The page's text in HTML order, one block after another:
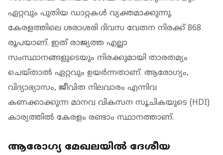
ഏറ്റവും പുതിയ ഡാറ്റകൾ വ്യക്തമാക്കുന്നു.
കേരളത്തിലെ ശരാശരി ദിവസ വേതന നിരക്ക് 868
രൂപയാണ്. ഇത് രാജ്യത്ത എല്ലാ
സംസ്ഥാനങ്ങളുടെയും നിരക്കുമായി താരതമ്യം
ചെയ്താല്‍ ഏറ്റവും ഉയർന്നതാണ്. ആരോഗ്യം,
വിദ്യാഭ്യാസം, ജീവിത നിലവാരം എന്നിവ
കണക്കാക്കുന്ന മാനവ വികസന സൂചികയുടെ (HDI)
കാര്യത്തിൽ കേരളം രണ്ടാം സ്ഥാനത്താണ്.
ആരോ​ഗ്യ മേഖലയിൽ ദേശീയ